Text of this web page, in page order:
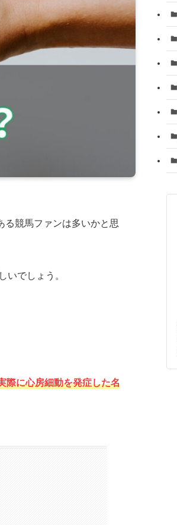
る競馬ファンは多いかと思
いでしょう。
際に心房細動を発症した名